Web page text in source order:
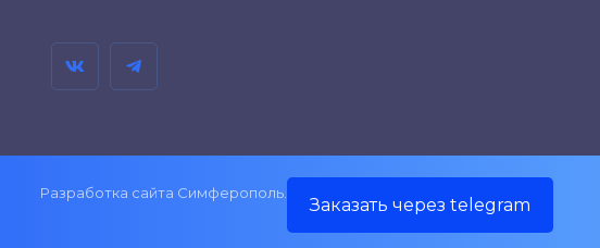
Разработка сайта Симферополь.
Заказать через telegram